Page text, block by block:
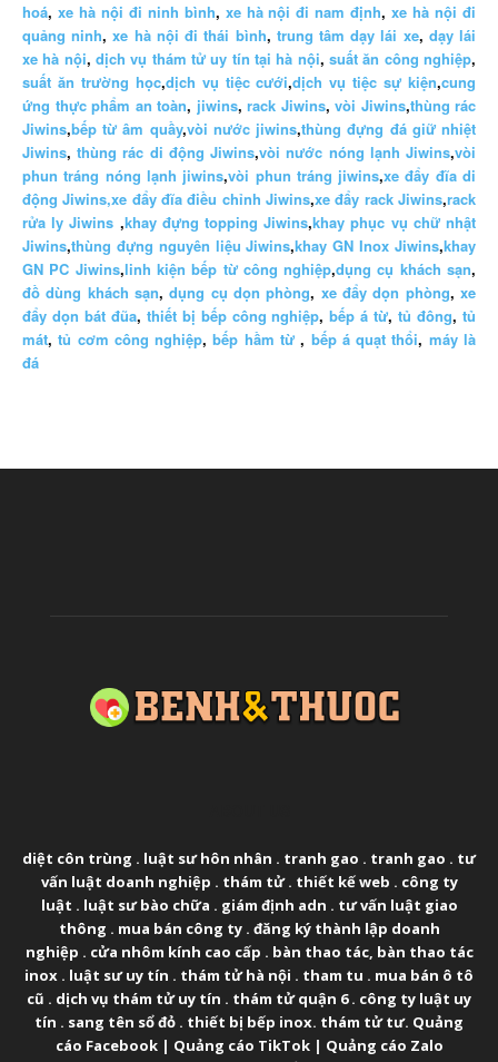
hoá, xe hà nội đi ninh bình, xe hà nội đi nam định,xe hà nội đi
quảng ninh,xe hà nội đi thái bình, trung tâm dạy lái xe, dạy lái
xe hà nội,dịch vụ thám tử uy tín tại hà nội,suất ăn công nghiệp,
suất ăn trường học,dịch vụ tiệc cưới,dịch vụ tiệc sự kiện,cung
ứng thực phẩm an toàn, jiwins, rack Jiwins, vòi Jiwins,thùng rác
Jiwins,bếp từ âm quầy,vòi nước jiwins,thùng đựng đá giữ nhiệt
Jiwins,thùng rác di động Jiwins,vòi nước nóng lạnh Jiwins,vòi
phun tráng nóng lạnh jiwins,vòi phun tráng jiwins,xe đẩy đĩa di
động Jiwins,xe đẩy đĩa điều chỉnh Jiwins,xe đẩy rack Jiwins,rack
rửa ly Jiwins ,khay đựng topping Jiwins,khay phục vụ chữ nhật
Jiwins,thùng đựng nguyên liệu Jiwins,khay GN Inox Jiwins,khay
GN PC Jiwins,linh kiện bếp từ công nghiệp,dụng cụ khách sạn,
đồ dùng khách sạn,dụng cụ dọn phòng, xe đẩy dọn phòng,xe
đẩy dọn bát đũa, thiết bị bếp công nghiệp,bếp á từ,tủ đông,tủ
mát,tủ cơm công nghiệp,bếp hầm từ , bếp á quạt thổi, máy là
đá
diệt côn trùng . luật sư hôn nhân . tranh gao . tranh gao . tư
vấn luật doanh nghiệp . thám tử. thiết kế web . công ty
luật . luật sư bào chữa . giám định adn . tư vấn luật giao
thông . mua bán công ty. đăng ký thành lập doanh
nghiệp . cửa nhôm kính cao cấp . bàn thao tác, bàn thao tác
inox . luật sư uy tín . thám tử hà nội . tham tu . mua bán ô tô
cũ . dịch vụ thám tử uy tín . thám tử quận 6. công ty luật uy
tín . sang tên sổ đỏ . thiết bị bếp inox. thám tử tư. Quảng
cáo Facebook| Quảng cáo TikTok| Quảng cáo Zalo